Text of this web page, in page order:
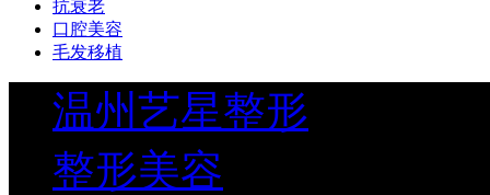
抗衰老
口腔美容
毛发移植
温州艺星整形
整形美容